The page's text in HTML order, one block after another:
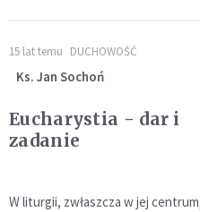
15 lat temu DUCHOWOŚĆ
Ks. Jan Sochoń
Eucharystia - dar i
zadanie
W liturgii, zwłaszcza w jej